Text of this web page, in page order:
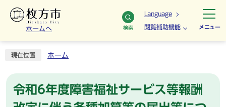
ホームへ 検索
Language
閲覧補助機能 メニュー
現在位置 ホーム
令和6年度障害福祉サービス等報酬